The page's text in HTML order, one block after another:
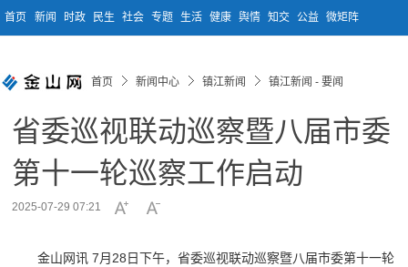
首页 新闻 时政 民生 社会 专题 生活 健康 舆情 知交 公益 微矩阵
首页 新闻中心 镇江新闻 镇江新闻 - 要闻
省委巡视联动巡察暨八届市委
第十一轮巡察工作启动
2025-07-29 07:21
金山网讯 7月28日下午，省委巡视联动巡察暨八届市委第十一轮